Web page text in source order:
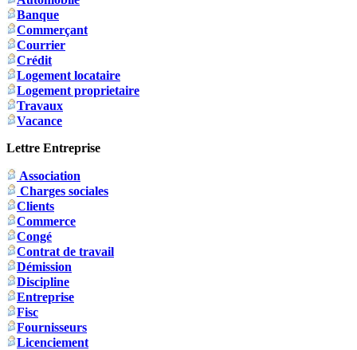
Banque
Commerçant
Courrier
Crédit
Logement locataire
Logement proprietaire
Travaux
Vacance
Lettre Entreprise
Association
Charges sociales
Clients
Commerce
Congé
Contrat de travail
Démission
Discipline
Entreprise
Fisc
Fournisseurs
Licenciement